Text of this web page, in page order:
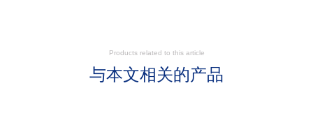
Products related to this article
与本文相关的产品